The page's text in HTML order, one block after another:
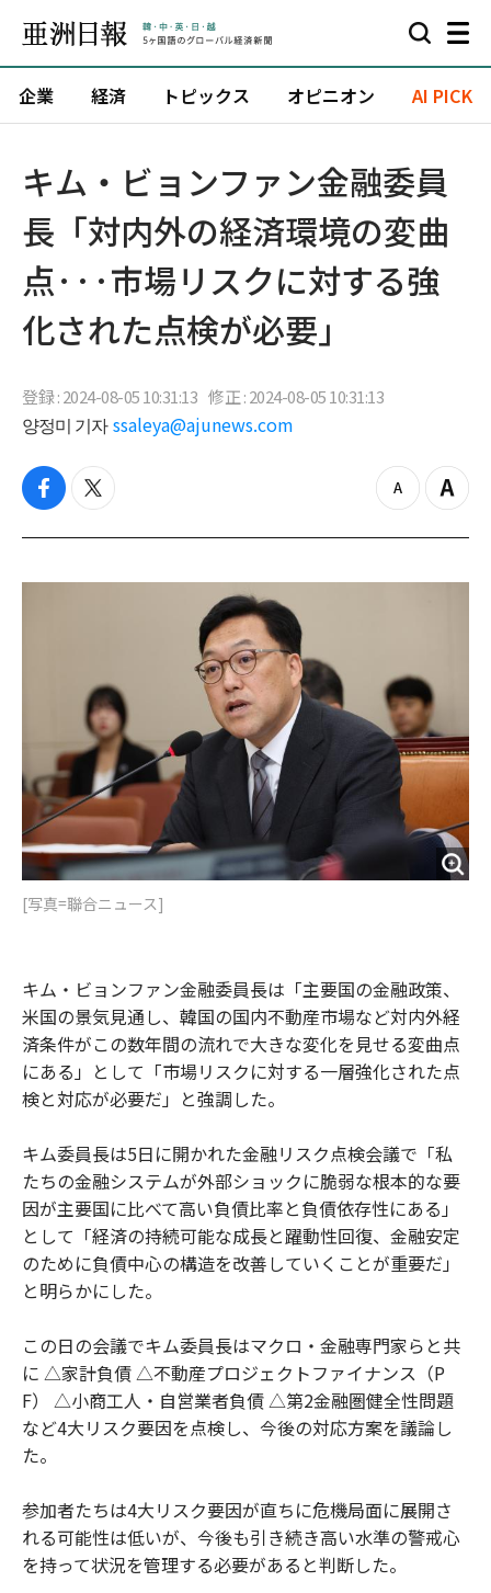
企業 経済 トピックス オピニオン AI PICK
キム・ビョンファン金融委員
長「対内外の経済環境の変曲
点···市場リスクに対する強
化された点検が必要」
登録 : 2024-08-05 10:31:13 修正 : 2024-08-05 10:31:13
양정미 기자 ssaleya@ajunews.com
f
c
b
t
i
t
z
o
o
Z
o
i
[写真=聯合ニュース]
キム・ビョンファン金融委員長は「主要国の金融政策、
米国の景気見通し、韓国の国内不動産市場など対内外経
済条件がこの数年間の流れで大きな変化を見せる変曲点
にある」として「市場リスクに対する一層強化された点
検と対応が必要だ」と強調した。
キム委員長は5日に開かれた金融リスク点検会議で「私
たちの金融システムが外部ショックに脆弱な根本的な要
因が主要国に比べて高い負債比率と負債依存性にある」
として「経済の持続可能な成長と躍動性回復、金融安定
のために負債中心の構造を改善していくことが重要だ」
と明らかにした。
この日の会議でキム委員長はマクロ・金融専門家らと共
に △家計負債 △不動産プロジェクトファイナンス（P
F） △小商工人・自営業者負債 △第2金融圏健全性問題
など4大リスク要因を点検し、今後の対応方案を議論し
た。
参加者たちは4大リスク要因が直ちに危機局面に展開さ
れる可能性は低いが、今後も引き続き高い水準の警戒心
を持って状況を管理する必要があると判断した。